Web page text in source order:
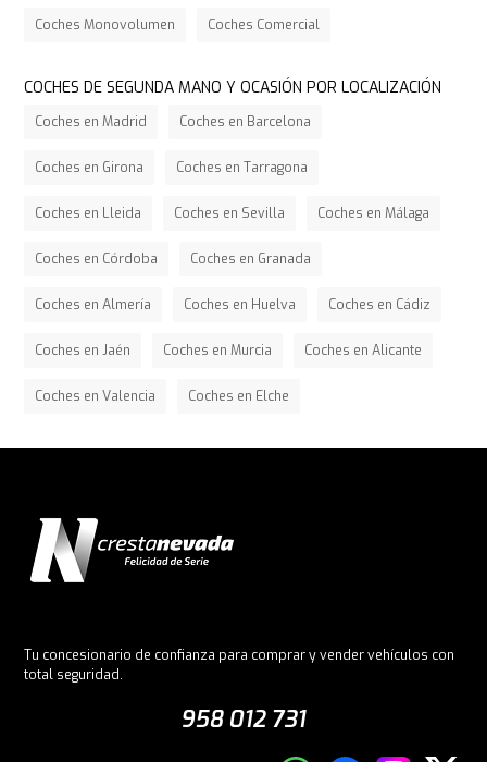
Coches Monovolumen Coches Comercial
COCHES DE SEGUNDA MANO Y OCASIÓN POR LOCALIZACIÓN
Coches en Madrid Coches en Barcelona
Coches en Girona Coches en Tarragona
Coches en Lleida Coches en Sevilla Coches en Málaga
Coches en Córdoba Coches en Granada
Coches en Almería Coches en Huelva Coches en Cádiz
Coches en Jaén Coches en Murcia Coches en Alicante
Coches en Valencia Coches en Elche
Tu concesionario de confianza para comprar y vender vehículos con
total seguridad.
958 012 731